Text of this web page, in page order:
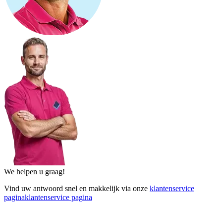
We helpen u graag!
Vind uw antwoord snel en makkelijk via onze klantenservice
paginaklantenservice pagina